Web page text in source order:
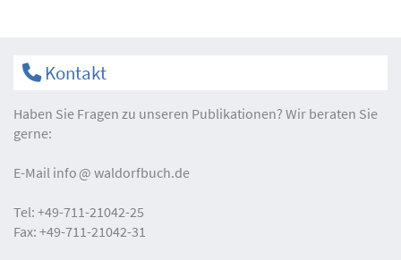
Kontakt
Haben Sie Fragen zu unseren Publikationen? Wir beraten Sie
gerne:
E-Mail info waldorfbuch.de
Tel: +49-711-21042-25
Fax: +49-711-21042-31